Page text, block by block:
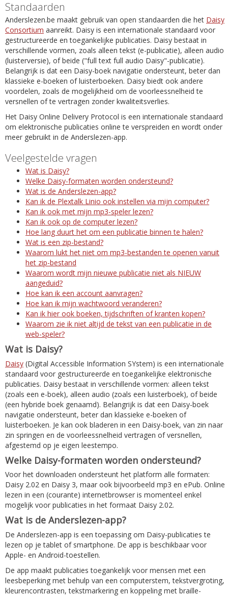
Standaarden
Anderslezen.be maakt gebruik van open standaarden die het Daisy
Consortium aanreikt. Daisy is een internationale standaard voor
gestructureerde en toegankelijke publicaties. Daisy bestaat in
verschillende vormen, zoals alleen tekst (e-publicatie), alleen audio
(luisterversie), of beide ("full text full audio Daisy"-publicatie).
Belangrijk is dat een Daisy-boek navigatie ondersteunt, beter dan
klassieke e-boeken of luisterboeken. Daisy biedt ook andere
voordelen, zoals de mogelijkheid om de voorleessnelheid te
versnellen of te vertragen zonder kwaliteitsverlies.
Het Daisy Online Delivery Protocol is een internationale standaard
om elektronische publicaties online te verspreiden en wordt onder
meer gebruikt in de Anderslezen-app.
Veelgestelde vragen
Wat is Daisy?
Welke Daisy-formaten worden ondersteund?
Wat is de Anderslezen-app?
Kan ik de Plextalk Linio ook instellen via mijn computer?
Kan ik ook met mijn mp3-speler lezen?
Kan ik ook op de computer lezen?
Hoe lang duurt het om een publicatie binnen te halen?
Wat is een zip-bestand?
Waarom lukt het niet om mp3-bestanden te openen vanuit
het zip-bestand
Waarom wordt mijn nieuwe publicatie niet als NIEUW
aangeduid?
Hoe kan ik een account aanvragen?
Hoe kan ik mijn wachtwoord veranderen?
Kan ik hier ook boeken, tijdschriften of kranten kopen?
Waarom zie ik niet altijd de tekst van een publicatie in de
web-speler?
Wat is Daisy?
Daisy (Digital Accessible Information SYstem) is een internationale
standaard voor gestructureerde en toegankelijke elektronische
publicaties. Daisy bestaat in verschillende vormen: alleen tekst
(zoals een e-boek), alleen audio (zoals een luisterboek), of beide
(een hybride boek genaamd). Belangrijk is dat een Daisy-boek
navigatie ondersteunt, beter dan klassieke e-boeken of
luisterboeken. Je kan ook bladeren in een Daisy-boek, van zin naar
zin springen en de voorleessnelheid vertragen of versnellen,
afgestemd op je eigen leestempo.
Welke Daisy-formaten worden ondersteund?
Voor het downloaden ondersteunt het platform alle formaten:
Daisy 2.02 en Daisy 3, maar ook bijvoorbeeld mp3 en ePub. Online
lezen in een (courante) internetbrowser is momenteel enkel
mogelijk voor publicaties in het formaat Daisy 2.02.
Wat is de Anderslezen-app?
De Anderslezen-app is een toepassing om Daisy-publicaties te
lezen op je tablet of smartphone. De app is beschikbaar voor
Apple- en Android-toestellen.
De app maakt publicaties toegankelijk voor mensen met een
leesbeperking met behulp van een computerstem, tekstvergroting,
kleurencontrasten, tekstmarkering en koppeling met braille-